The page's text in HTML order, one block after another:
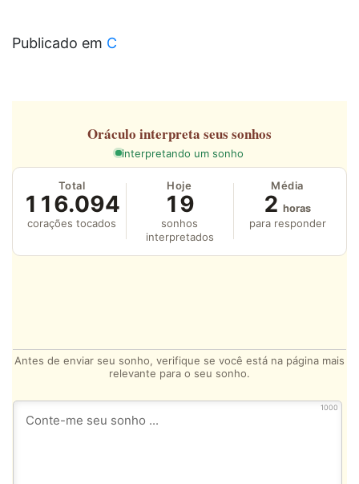
Publicado em C
Oráculo interpreta seus sonhos
interpretando um sonho
Total
116.094
corações tocados
Hoje
19
sonhos
interpretados
Média
2 horas
para responder
Antes de enviar seu sonho, verifique se você está na página mais
relevante para o seu sonho.
1000